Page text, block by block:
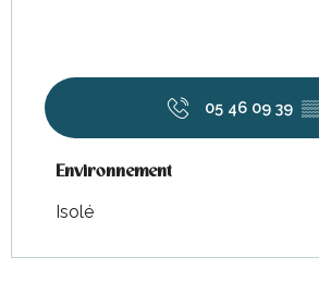
05 46 09 39
Environnement
Environnement
Isolé